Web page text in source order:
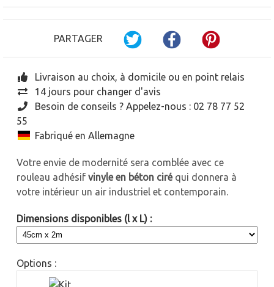
PARTAGER
Livraison au choix, à domicile ou en point relais
14 jours pour changer d'avis
Besoin de conseils ? Appelez-nous : 02 78 77 52
55
Fabriqué en Allemagne
Votre envie de modernité sera comblée avec ce
rouleau adhésif vinyle en béton ciré qui donnera à
votre intérieur un air industriel et contemporain.
Dimensions disponibles (l x L) :
Options :